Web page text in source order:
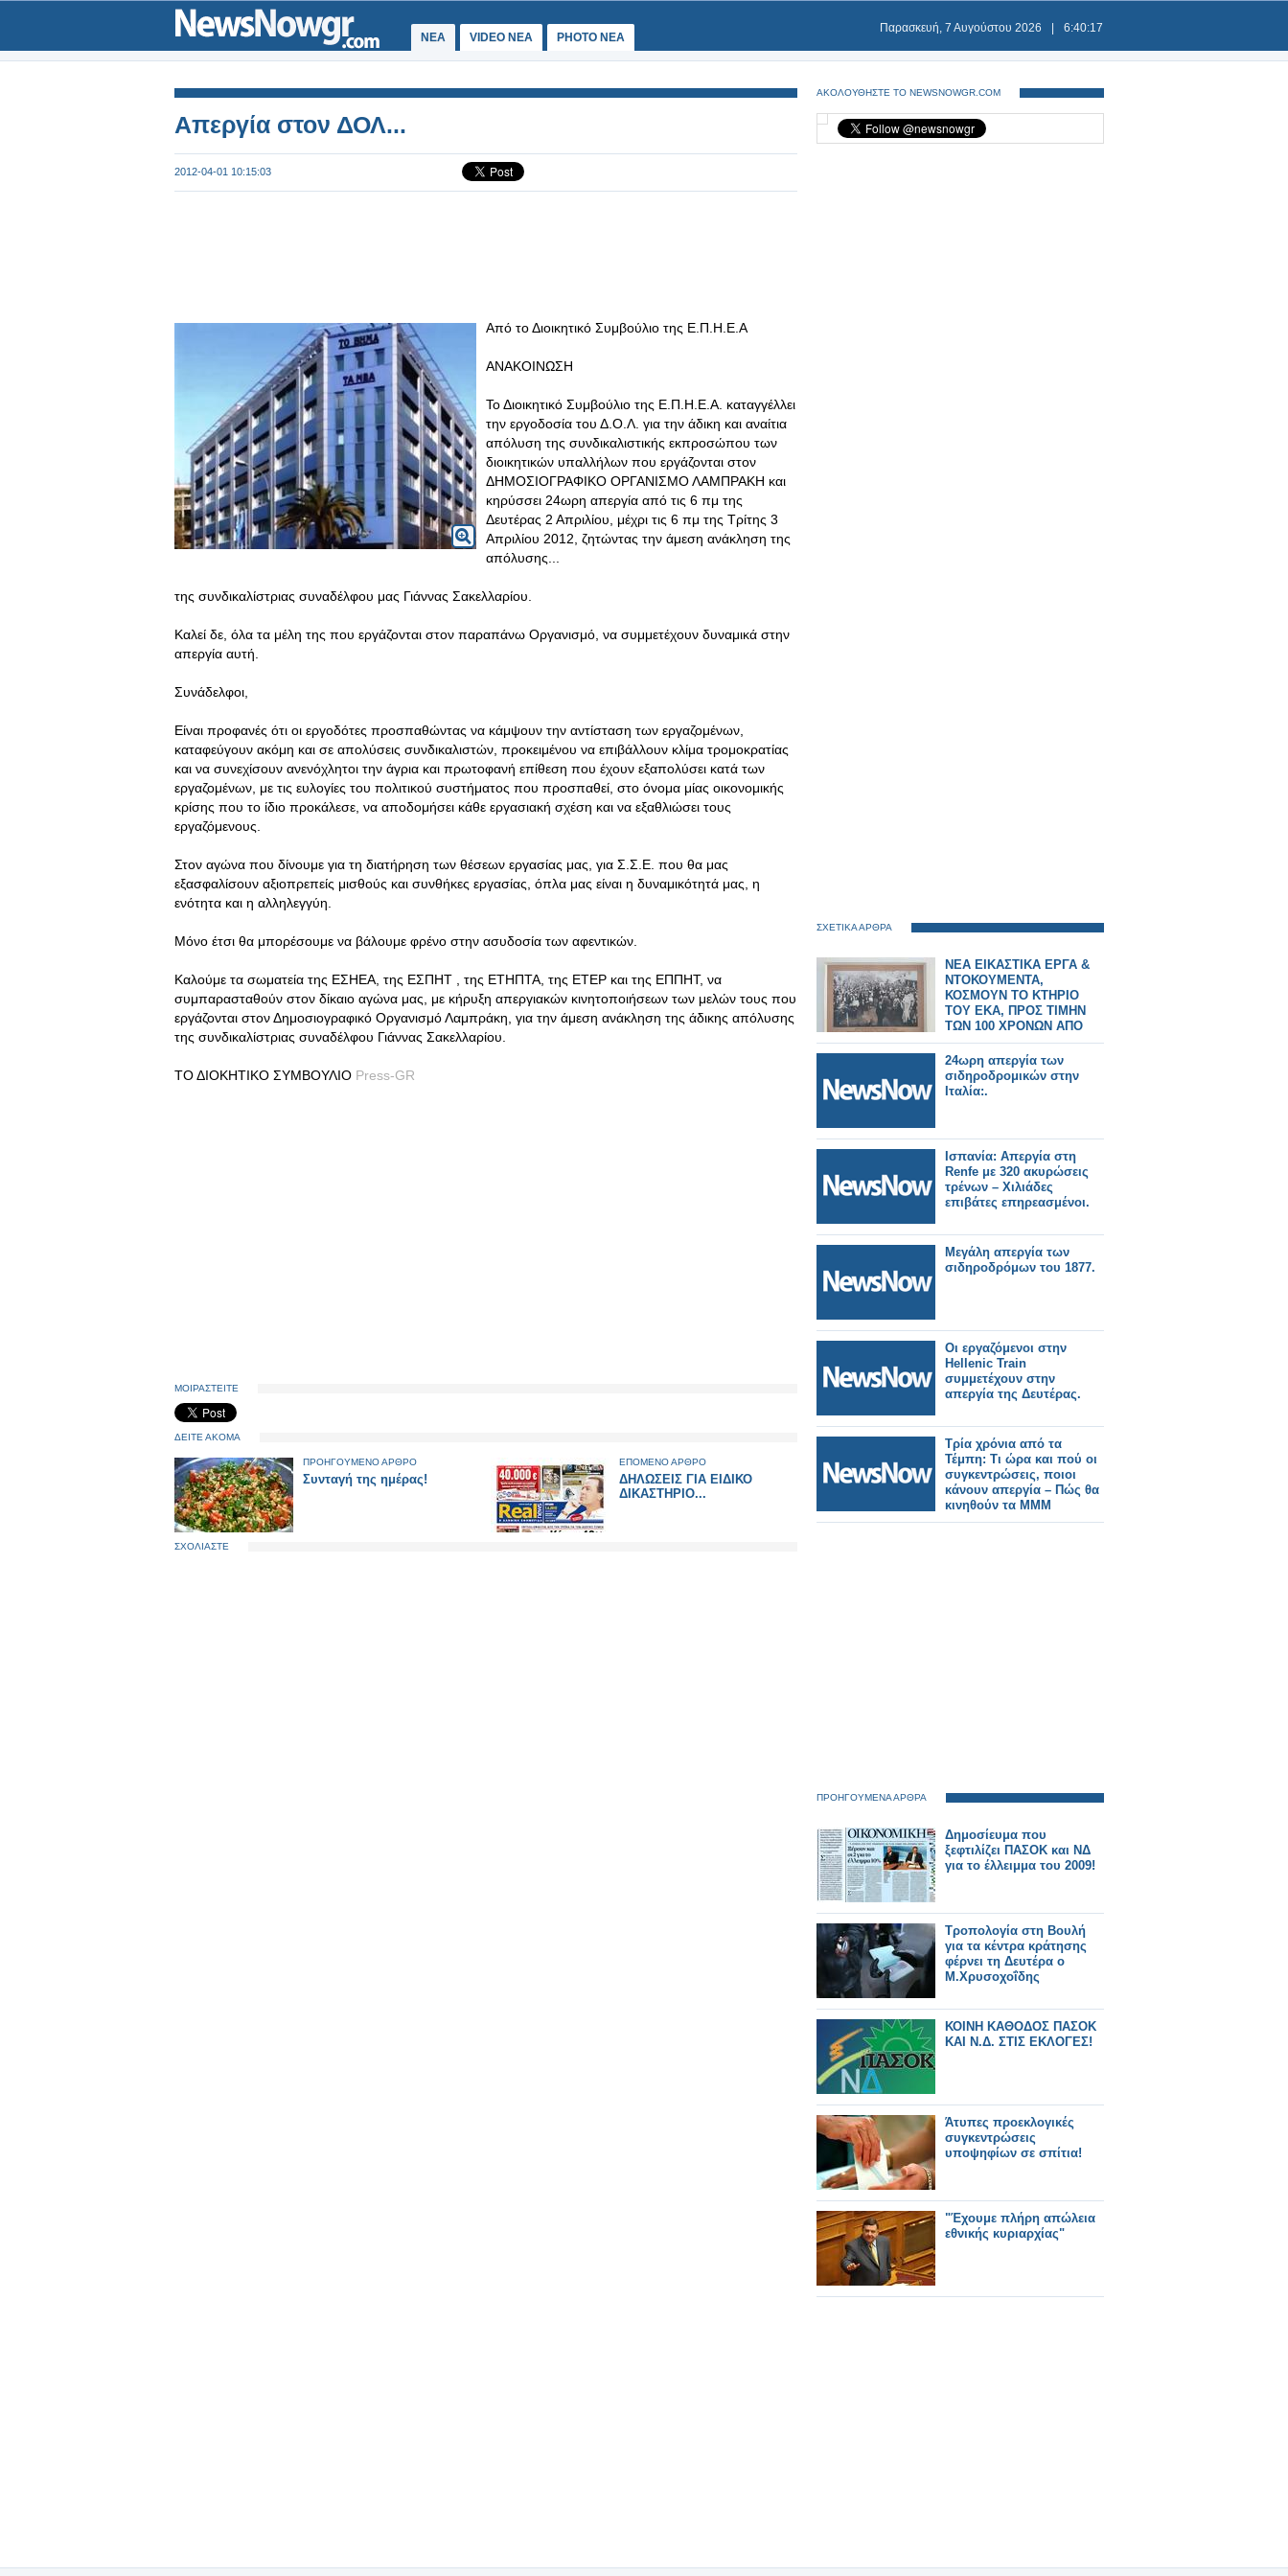
ΝΕΑ VIDEO NEA PHOTO NEA
Παρασκευή, 7 Αυγούστου 2026 6:40:17
Απεργία στον ΔΟΛ...
2012-04-01 10:15:03
Από το Διοικητικό Συμβούλιο της Ε.Π.Η.Ε.Α
ΑΝΑΚΟΙΝΩΣΗ
Το Διοικητικό Συμβούλιο της Ε.Π.Η.Ε.Α. καταγγέλλει
την εργοδοσία του Δ.Ο.Λ. για την άδικη και αναίτια
απόλυση της συνδικαλιστικής εκπροσώπου των
διοικητικών υπαλλήλων που εργάζονται στον
ΔΗΜΟΣΙΟΓΡΑΦΙΚΟ ΟΡΓΑΝΙΣΜΟ ΛΑΜΠΡΑΚΗ και
κηρύσσει 24ωρη απεργία από τις 6 πμ της
Δευτέρας 2 Απριλίου, μέχρι τις 6 πμ της Τρίτης 3
Απριλίου 2012, ζητώντας την άμεση ανάκληση της
απόλυσης...
της συνδικαλίστριας συναδέλφου μας Γιάννας Σακελλαρίου.
Καλεί δε, όλα τα μέλη της που εργάζονται στον παραπάνω Οργανισμό, να συμμετέχουν δυναμικά στην
απεργία αυτή.
Συνάδελφοι,
Είναι προφανές ότι οι εργοδότες προσπαθώντας να κάμψουν την αντίσταση των εργαζομένων,
καταφεύγουν ακόμη και σε απολύσεις συνδικαλιστών, προκειμένου να επιβάλλουν κλίμα τρομοκρατίας
και να συνεχίσουν ανενόχλητοι την άγρια και πρωτοφανή επίθεση που έχουν εξαπολύσει κατά των
εργαζομένων, με τις ευλογίες του πολιτικού συστήματος που προσπαθεί, στο όνομα μίας οικονομικής
κρίσης που το ίδιο προκάλεσε, να αποδομήσει κάθε εργασιακή σχέση και να εξαθλιώσει τους
εργαζόμενους.
Στον αγώνα που δίνουμε για τη διατήρηση των θέσεων εργασίας μας, για Σ.Σ.Ε. που θα μας
εξασφαλίσουν αξιοπρεπείς μισθούς και συνθήκες εργασίας, όπλα μας είναι η δυναμικότητά μας, η
ενότητα και η αλληλεγγύη.
Μόνο έτσι θα μπορέσουμε να βάλουμε φρένο στην ασυδοσία των αφεντικών.
Καλούμε τα σωματεία της ΕΣΗΕΑ, της ΕΣΠΗΤ , της ΕΤΗΠΤΑ, της ΕΤΕΡ και της ΕΠΠΗΤ, να
συμπαρασταθούν στον δίκαιο αγώνα μας, με κήρυξη απεργιακών κινητοποιήσεων των μελών τους που
εργάζονται στον Δημοσιογραφικό Οργανισμό Λαμπράκη, για την άμεση ανάκληση της άδικης απόλυσης
της συνδικαλίστριας συναδέλφου Γιάννας Σακελλαρίου.
ΤΟ ΔΙΟΚΗΤΙΚΟ ΣΥΜΒΟΥΛΙΟ Press-GR
ΜΟΙΡΑΣΤΕΙΤΕ
ΔΕΙΤΕ ΑΚΟΜΑ
ΠΡΟΗΓΟΥΜΕΝΟ ΑΡΘΡΟ
Συνταγή της ημέρας!
ΕΠΟΜΕΝΟ ΑΡΘΡΟ
ΔΗΛΩΣΕΙΣ ΓΙΑ ΕΙΔΙΚΟ
ΔΙΚΑΣΤΗΡΙΟ...
ΣΧΟΛΙΑΣΤΕ
ΑΚΟΛΟΥΘΗΣΤΕ ΤΟ NEWSNOWGR.COM
ΣΧΕΤΙΚΑ ΑΡΘΡΑ
ΝΕΑ ΕΙΚΑΣΤΙΚΑ ΕΡΓΑ &
ΝΤΟΚΟΥΜΕΝΤΑ,
ΚΟΣΜΟΥΝ ΤΟ ΚΤΗΡΙΟ
ΤΟΥ ΕΚΑ, ΠΡΟΣ ΤΙΜΗΝ
ΤΩΝ 100 ΧΡΟΝΩΝ ΑΠΟ
ΤΗΝ ΑΙΜΑΤΟΒΑΜΕΝΗ
ΑΠΕΡΓΙΑ ΤΩΝ
ΚΑΠΝΕΡΓΑΤΩΝ (1926) ΤΗΣ
ΠΟΛΗΣ ΜΑΣ
24ωρη απεργία των
σιδηροδρομικών στην
Ιταλία:.
Ισπανία: Απεργία στη
Renfe με 320 ακυρώσεις
τρένων – Χιλιάδες
επιβάτες επηρεασμένοι.
Μεγάλη απεργία των
σιδηροδρόμων του 1877.
Οι εργαζόμενοι στην
Hellenic Train
συμμετέχουν στην
απεργία της Δευτέρας.
Τρία χρόνια από τα
Τέμπη: Τι ώρα και πού οι
συγκεντρώσεις, ποιοι
κάνουν απεργία – Πώς θα
κινηθούν τα ΜΜΜ
ΠΡΟΗΓΟΥΜΕΝΑ ΑΡΘΡΑ
Δημοσίευμα που
ξεφτιλίζει ΠΑΣΟΚ και ΝΔ
για το έλλειμμα του 2009!
Τροπολογία στη Βουλή
για τα κέντρα κράτησης
φέρνει τη Δευτέρα ο
Μ.Χρυσοχοΐδης
ΚΟΙΝΗ ΚΑΘΟΔΟΣ ΠΑΣΟΚ
ΚΑΙ Ν.Δ. ΣΤΙΣ ΕΚΛΟΓΕΣ!
Άτυπες προεκλογικές
συγκεντρώσεις
υποψηφίων σε σπίτια!
"Έχουμε πλήρη απώλεια
εθνικής κυριαρχίας"